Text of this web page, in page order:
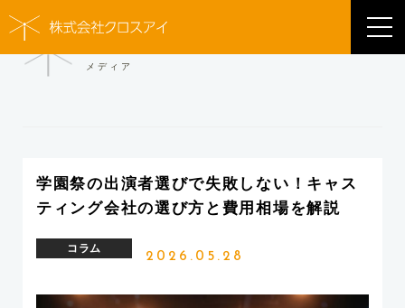
MEDIA
メディア
学園祭の出演者選びで失敗しない！キャス
ティング会社の選び方と費用相場を解説
コラム
2026.05.28